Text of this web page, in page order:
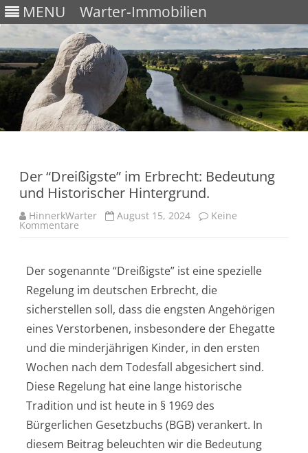
MENU Warter-Immobilien
Der “Dreißigste” im Erbrecht: Bedeutung
und Historischer Hintergrund.
HinnerkWarter August 15, 2024 Keine
Kommentare
Der sogenannte “Dreißigste” ist eine spezielle
Regelung im deutschen Erbrecht, die
sicherstellen soll, dass die engsten Angehörigen
eines Verstorbenen, insbesondere der Ehegatte
und die minderjährigen Kinder, in den ersten
Wochen nach dem Todesfall abgesichert sind.
Diese Regelung hat eine lange historische
Tradition und ist heute in § 1969 des
Bürgerlichen Gesetzbuchs (BGB) verankert. In
diesem Beitrag beleuchten wir die Bedeutung